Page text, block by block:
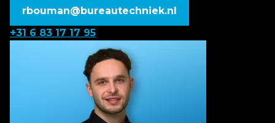
rbouman@bureautechniek.nl
+31 6 83 17 17 95